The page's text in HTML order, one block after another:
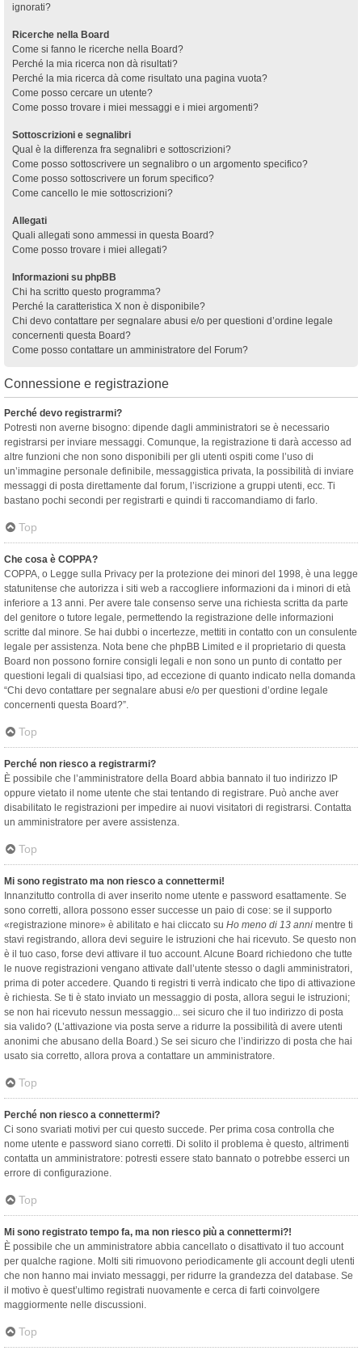
ignorati?
Ricerche nella Board
Come si fanno le ricerche nella Board?
Perché la mia ricerca non dà risultati?
Perché la mia ricerca dà come risultato una pagina vuota?
Come posso cercare un utente?
Come posso trovare i miei messaggi e i miei argomenti?
Sottoscrizioni e segnalibri
Qual è la differenza fra segnalibri e sottoscrizioni?
Come posso sottoscrivere un segnalibro o un argomento specifico?
Come posso sottoscrivere un forum specifico?
Come cancello le mie sottoscrizioni?
Allegati
Quali allegati sono ammessi in questa Board?
Come posso trovare i miei allegati?
Informazioni su phpBB
Chi ha scritto questo programma?
Perché la caratteristica X non è disponibile?
Chi devo contattare per segnalare abusi e/o per questioni d’ordine legale
concernenti questa Board?
Come posso contattare un amministratore del Forum?
Connessione e registrazione
Perché devo registrarmi?
Potresti non averne bisogno: dipende dagli amministratori se è necessario
registrarsi per inviare messaggi. Comunque, la registrazione ti darà accesso ad
altre funzioni che non sono disponibili per gli utenti ospiti come l’uso di
un’immagine personale definibile, messaggistica privata, la possibilità di inviare
messaggi di posta direttamente dal forum, l’iscrizione a gruppi utenti, ecc. Ti
bastano pochi secondi per registrarti e quindi ti raccomandiamo di farlo.
Top
Che cosa è COPPA?
COPPA, o Legge sulla Privacy per la protezione dei minori del 1998, è una legge
statunitense che autorizza i siti web a raccogliere informazioni da i minori di età
inferiore a 13 anni. Per avere tale consenso serve una richiesta scritta da parte
del genitore o tutore legale, permettendo la registrazione delle informazioni
scritte dal minore. Se hai dubbi o incertezze, mettiti in contatto con un consulente
legale per assistenza. Nota bene che phpBB Limited e il proprietario di questa
Board non possono fornire consigli legali e non sono un punto di contatto per
questioni legali di qualsiasi tipo, ad eccezione di quanto indicato nella domanda
“Chi devo contattare per segnalare abusi e/o per questioni d’ordine legale
concernenti questa Board?”.
Top
Perché non riesco a registrarmi?
È possibile che l’amministratore della Board abbia bannato il tuo indirizzo IP
oppure vietato il nome utente che stai tentando di registrare. Può anche aver
disabilitato le registrazioni per impedire ai nuovi visitatori di registrarsi. Contatta
un amministratore per avere assistenza.
Top
Mi sono registrato ma non riesco a connettermi!
Innanzitutto controlla di aver inserito nome utente e password esattamente. Se
sono corretti, allora possono esser successe un paio di cose: se il supporto
«registrazione minore» è abilitato e hai cliccato su Ho meno di 13 anni mentre ti
stavi registrando, allora devi seguire le istruzioni che hai ricevuto. Se questo non
è il tuo caso, forse devi attivare il tuo account. Alcune Board richiedono che tutte
le nuove registrazioni vengano attivate dall’utente stesso o dagli amministratori,
prima di poter accedere. Quando ti registri ti verrà indicato che tipo di attivazione
è richiesta. Se ti è stato inviato un messaggio di posta, allora segui le istruzioni;
se non hai ricevuto nessun messaggio... sei sicuro che il tuo indirizzo di posta
sia valido? (L’attivazione via posta serve a ridurre la possibilità di avere utenti
anonimi che abusano della Board.) Se sei sicuro che l’indirizzo di posta che hai
usato sia corretto, allora prova a contattare un amministratore.
Top
Perché non riesco a connettermi?
Ci sono svariati motivi per cui questo succede. Per prima cosa controlla che
nome utente e password siano corretti. Di solito il problema è questo, altrimenti
contatta un amministratore: potresti essere stato bannato o potrebbe esserci un
errore di configurazione.
Top
Mi sono registrato tempo fa, ma non riesco più a connettermi?!
È possibile che un amministratore abbia cancellato o disattivato il tuo account
per qualche ragione. Molti siti rimuovono periodicamente gli account degli utenti
che non hanno mai inviato messaggi, per ridurre la grandezza del database. Se
il motivo è quest’ultimo registrati nuovamente e cerca di farti coinvolgere
maggiormente nelle discussioni.
Top